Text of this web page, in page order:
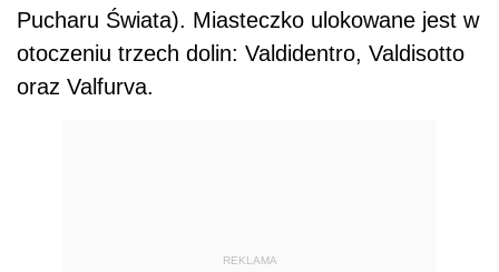
Pucharu Świata). Miasteczko ulokowane jest w
otoczeniu trzech dolin: Valdidentro, Valdisotto
oraz Valfurva.
REKLAMA